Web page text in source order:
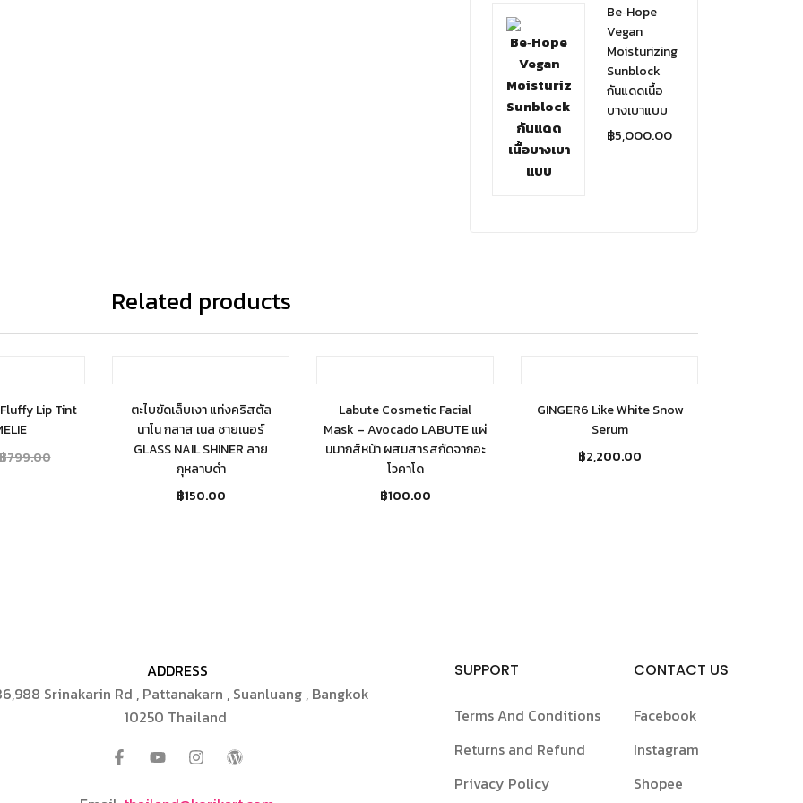
Be‑Hope
Vegan
Moisturizing
Sunblock
กันแดดเนื้อ
บางเบาแบบ
฿5,000.00
Related products
Lip Tint
799.00
ตะไบขัดเล็บเงา แท่งคริสตัล
นาโน กลาส เนล ชายเนอร์
GLASS NAIL SHINER ลาย
กุหลาบดำ
฿150.00
Labute Cosmetic Facial
Mask – Avocado LABUTE แผ่
นมากส์หน้า ผสมสารสกัดจากอะ
โวคาโด
฿100.00
GINGER6 Like White Snow
Serum
฿2,200.00
SUPPORT
Terms And Conditions
Returns and Refund
Privacy Policy
CONTACT US
Facebook
Instagram
Shopee
ADDRESS
Srinakarin Rd , Pattanakarn , Suanluang , Bangkok
10250 Thailand